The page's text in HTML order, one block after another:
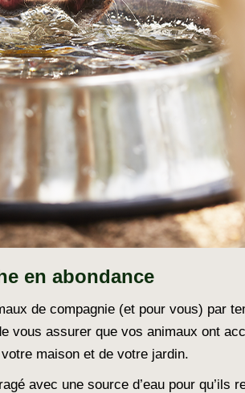
en abondance
de compagnie (et pour vous) par
vous assurer que vos animaux ont
maison et de votre jardin.
avec une source d’eau pour